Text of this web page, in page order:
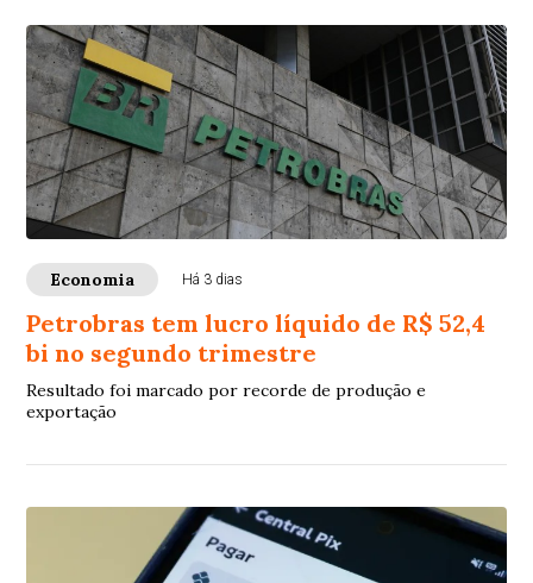
Economia Há 3 dias
Petrobras tem lucro líquido de R$ 52,4
bi no segundo trimestre
Resultado foi marcado por recorde de produção e
exportação